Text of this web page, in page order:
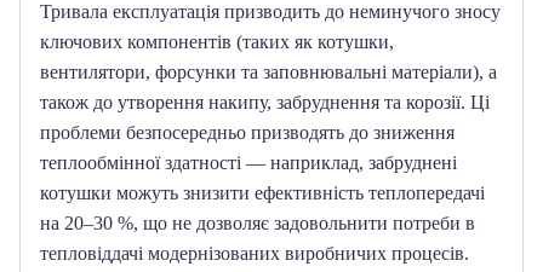
Тривала експлуатація призводить до неминучого зносу
ключових компонентів (таких як котушки,
вентилятори, форсунки та заповнювальні матеріали), а
також до утворення накипу, забруднення та корозії. Ці
проблеми безпосередньо призводять до зниження
теплообмінної здатності — наприклад, забруднені
котушки можуть знизити ефективність теплопередачі
на 20–30 %, що не дозволяє задовольнити потреби в
тепловіддачі модернізованих виробничих процесів.